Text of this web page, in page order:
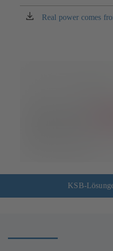
in
einem
Real power comes
(öffnet
KSB-